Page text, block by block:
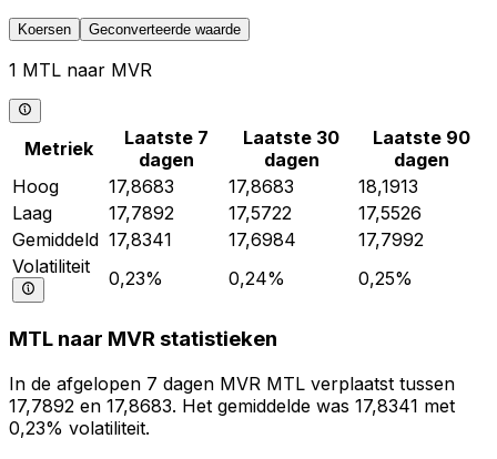
Koersen Geconverteerde waarde
1 MTL naar MVR
Metriek
Laatste 7
dagen
Laatste 30
dagen
Laatste 90
dagen
Hoog
17,8683 17,8683
18,1913
Laag
17,7892 17,5722
17,5526
Gemiddeld 17,8341 17,6984
17,7992
Volatiliteit
0,23% 0,24% 0,25%
MTL naar MVR statistieken
In de afgelopen 7 dagen MVR MTL verplaatst tussen
17,7892 en 17,8683. Het gemiddelde was 17,8341 met
0,23% volatiliteit.